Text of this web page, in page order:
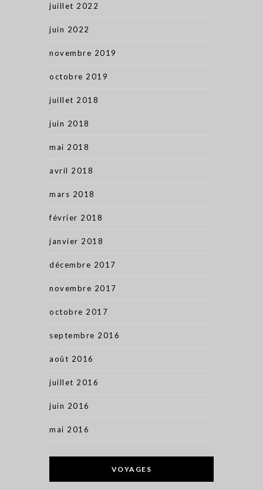
juillet 2022
juin 2022
novembre 2019
octobre 2019
juillet 2018
juin 2018
mai 2018
avril 2018
mars 2018
février 2018
janvier 2018
décembre 2017
novembre 2017
octobre 2017
septembre 2016
août 2016
juillet 2016
juin 2016
mai 2016
VOYAGES